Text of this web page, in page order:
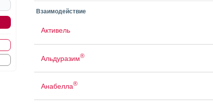
Взаимодействие
Активель
Альдуразим®
Анабелла®